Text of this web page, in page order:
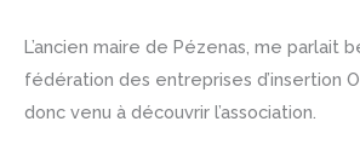
L’ancien maire de Pézenas, me parlait
fédération des entreprises d’insertion
donc venu à découvrir l’association.